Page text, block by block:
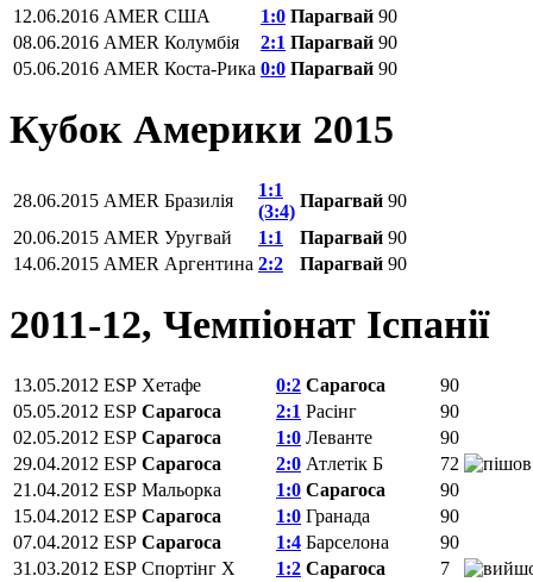
12.06.2016 AMER США 1:0 Парагвай 90
08.06.2016 AMER Колумбія 2:1 Парагвай 90
05.06.2016 AMER Коста-Рика 0:0 Парагвай 90
Кубок Америки 2015
28.06.2015 AMER Бразилія
1:1
(3:4)
Парагвай 90
20.06.2015 AMER Уругвай 1:1 Парагвай 90
14.06.2015 AMER Аргентина 2:2 Парагвай 90
2011-12, Чемпiонат Іспанії
13.05.2012 ESP Хетафе 0:2 Сарагоса
90
05.05.2012 ESP Сарагоса 2:1 Расінг
90
02.05.2012 ESP Сарагоса 1:0 Леванте
90
29.04.2012 ESP Сарагоса 2:0 Атлетік Б 72
21.04.2012 ESP Мальорка 1:0 Сарагоса
90
15.04.2012 ESP Сарагоса 1:0 Гранада
90
07.04.2012 ESP Сарагоса 1:4 Барселона
90
31.03.2012 ESP Спортінг Х 1:2 Сарагоса
7